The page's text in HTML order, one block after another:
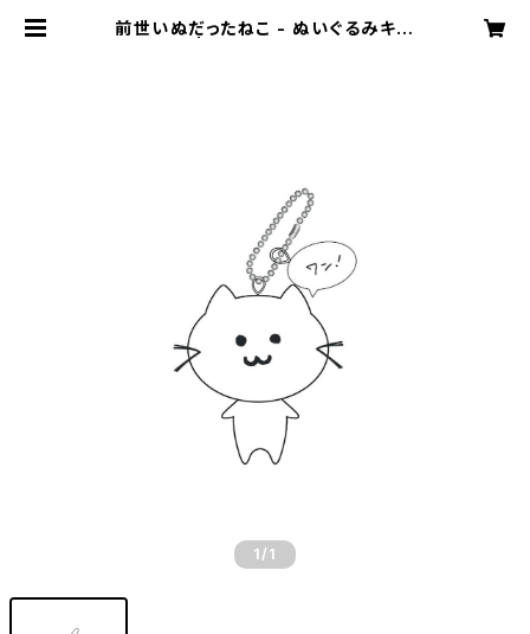
前世いぬだったねこ - ぬいぐるみキー
1 /1